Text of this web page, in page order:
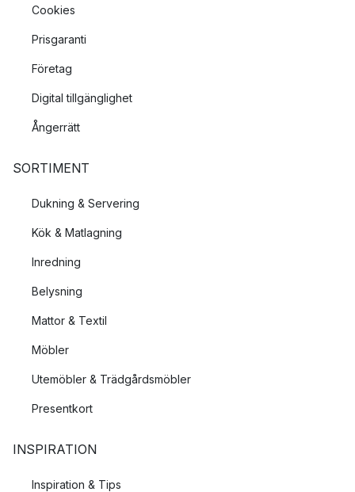
Cookies
Prisgaranti
Företag
Digital tillgänglighet
Ångerrätt
SORTIMENT
Dukning & Servering
Kök & Matlagning
Inredning
Belysning
Mattor & Textil
Möbler
Utemöbler & Trädgårdsmöbler
Presentkort
INSPIRATION
Inspiration & Tips